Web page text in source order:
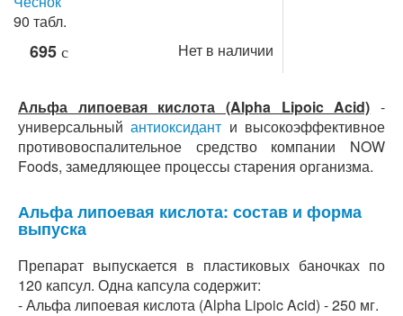
90 табл.
695 c Нет в наличии
Альфа липоевая кислота (Alpha Lipoic Acid) -
универсальныйантиоксидант и высокоэффективное
противовоспалительное средство компании NOW
Foods, замедляющее процессы старения организма.
Альфа липоевая кислота: состав и форма
выпуска
Препарат выпускается в пластиковых баночках по
120 капсул. Одна капсула содержит:
- Альфа липоевая кислота (Alpha Lipoic Acid) - 250 мг.